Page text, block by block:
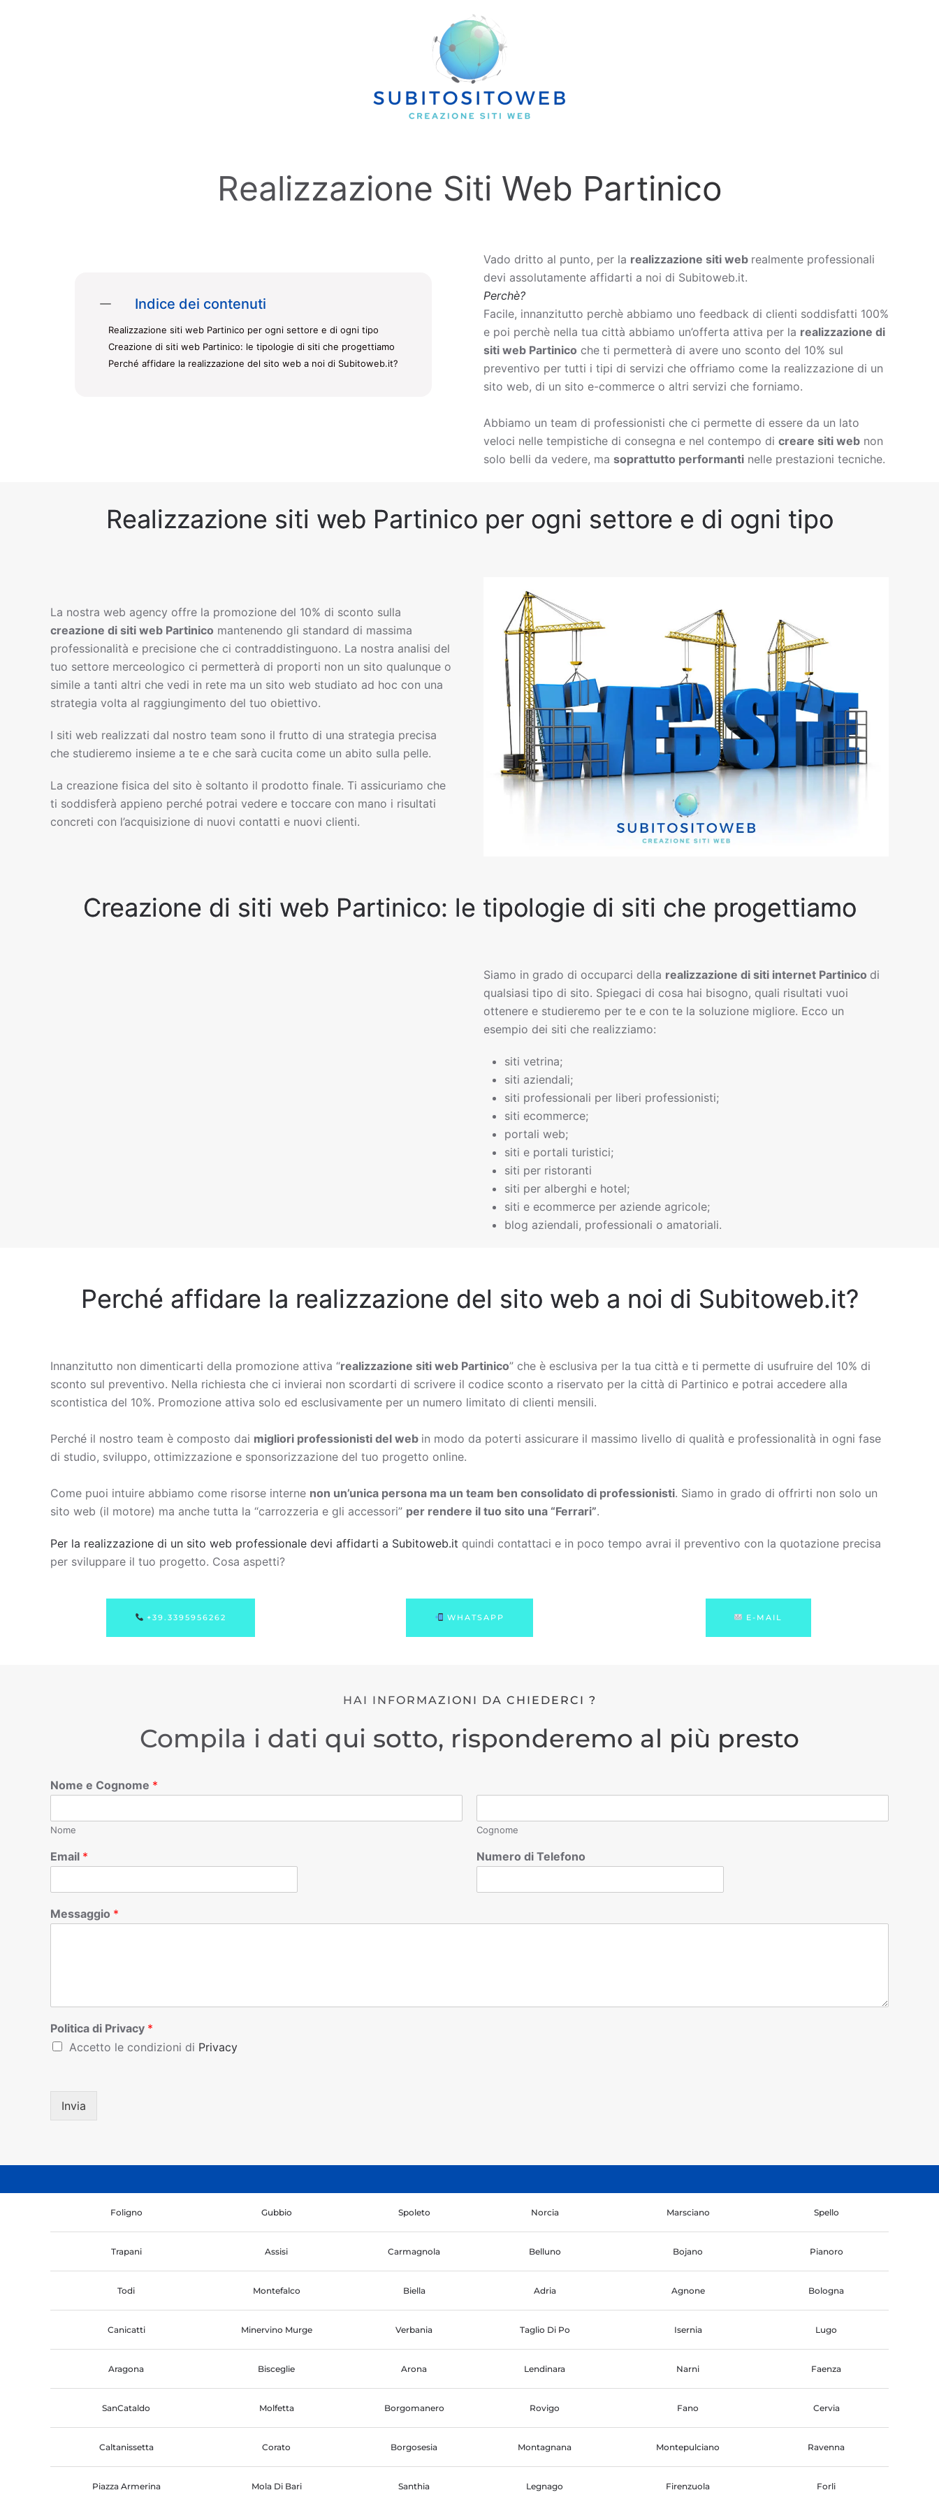
Realizzazione Siti Web Partinico
Indice dei contenuti
Realizzazione siti web Partinico per ogni settore e di ogni tipo
Creazione di siti web Partinico: le tipologie di siti che progettiamo
Perché affidare la realizzazione del sito web a noi di Subitoweb.it?
Vado dritto al punto, per la realizzazione siti web realmente professionali
devi assolutamente affidarti a noi di Subitoweb.it.
Perchè?
Facile, innanzitutto perchè abbiamo uno feedback di clienti soddisfatti 100%
e poi perchè nella tua città abbiamo un’offerta attiva per la realizzazione di
siti web Partinico che ti permetterà di avere uno sconto del 10% sul
preventivo per tutti i tipi di servizi che offriamo come la realizzazione di un
sito web, di un sito e-commerce o altri servizi che forniamo.
Abbiamo un team di professionisti che ci permette di essere da un lato
veloci nelle tempistiche di consegna e nel contempo di creare siti web non
solo belli da vedere, ma soprattutto performanti nelle prestazioni tecniche.
Realizzazione siti web Partinico per ogni settore e di ogni tipo
La nostra web agency offre la promozione del 10% di sconto sulla
creazione di siti web Partinico mantenendo gli standard di massima
professionalità e precisione che ci contraddistinguono. La nostra analisi del
tuo settore merceologico ci permetterà di proporti non un sito qualunque o
simile a tanti altri che vedi in rete ma un sito web studiato ad hoc con una
strategia volta al raggiungimento del tuo obiettivo.
I siti web realizzati dal nostro team sono il frutto di una strategia precisa
che studieremo insieme a te e che sarà cucita come un abito sulla pelle.
La creazione fisica del sito è soltanto il prodotto finale. Ti assicuriamo che
ti soddisferà appieno perché potrai vedere e toccare con mano i risultati
concreti con l’acquisizione di nuovi contatti e nuovi clienti.
Creazione di siti web Partinico: le tipologie di siti che progettiamo
Siamo in grado di occuparci della realizzazione di siti internet Partinico di
qualsiasi tipo di sito. Spiegaci di cosa hai bisogno, quali risultati vuoi
ottenere e studieremo per te e con te la soluzione migliore. Ecco un
esempio dei siti che realizziamo:
siti vetrina;
siti aziendali;
siti professionali per liberi professionisti;
siti ecommerce;
portali web;
siti e portali turistici;
siti per ristoranti
siti per alberghi e hotel;
siti e ecommerce per aziende agricole;
blog aziendali, professionali o amatoriali.
Perché affidare la realizzazione del sito web a noi di Subitoweb.it?
Innanzitutto non dimenticarti della promozione attiva “realizzazione siti web Partinico” che è esclusiva per la tua città e ti permette di usufruire del 10% di
sconto sul preventivo. Nella richiesta che ci invierai non scordarti di scrivere il codice sconto a riservato per la città di Partinico e potrai accedere alla
scontistica del 10%. Promozione attiva solo ed esclusivamente per un numero limitato di clienti mensili.
Perché il nostro team è composto dai migliori professionisti del web in modo da poterti assicurare il massimo livello di qualità e professionalità in ogni fase
di studio, sviluppo, ottimizzazione e sponsorizzazione del tuo progetto online.
Come puoi intuire abbiamo come risorse interne non un’unica persona ma un team ben consolidato di professionisti. Siamo in grado di offrirti non solo un
sito web (il motore) ma anche tutta la “carrozzeria e gli accessori” per rendere il tuo sito una “Ferrari”.
Per la realizzazione di un sito web professionale devi affidarti a Subitoweb.it quindi contattaci e in poco tempo avrai il preventivo con la quotazione precisa
per sviluppare il tuo progetto. Cosa aspetti?
+39.3395956262 WHATSAPP E-MAIL
HAI INFORMAZIONI DA CHIEDERCI ?
Compila i dati qui sotto, risponderemo al più presto
Nome e Cognome *
Nome Cognome
Email * Numero di Telefono
Messaggio *
Politica di Privacy *
Accetto le condizioni di Privacy
Invia
Foligno Gubbio Spoleto Norcia Marsciano Spello
Trapani Assisi Carmagnola Belluno Bojano Pianoro
Todi Montefalco Biella Adria Agnone Bologna
Canicatti Minervino Murge Verbania Taglio Di Po Isernia Lugo
Aragona Bisceglie Arona Lendinara Narni Faenza
SanCataldo Molfetta Borgomanero Rovigo Fano Cervia
Caltanissetta Corato Borgosesia Montagnana Montepulciano Ravenna
Piazza Armerina Mola Di Bari Santhia Legnago Firenzuola Forli